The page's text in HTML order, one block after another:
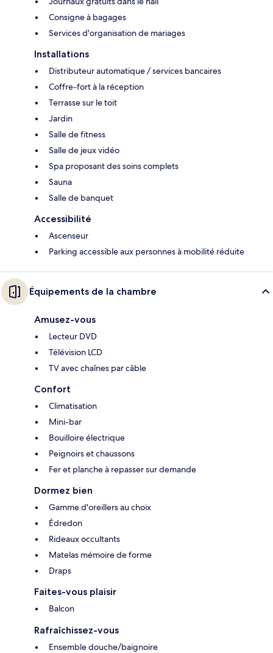
Consigne à bagages
Services d'organisation de mariages
Installations
Distributeur automatique / services bancaires
Coffre-fort à la réception
Terrasse sur le toit
Jardin
Salle de fitness
Salle de jeux vidéo
Spa proposant des soins complets
Sauna
Salle de banquet
Accessibilité
Ascenseur
Parking accessible aux personnes à mobilité réduite
Équipements de la chambre
Amusez-vous
Lecteur DVD
Télévision LCD
TV avec chaînes par câble
Confort
Climatisation
Mini-bar
Bouilloire électrique
Peignoirs et chaussons
Fer et planche à repasser sur demande
Dormez bien
Gamme d'oreillers au choix
Édredon
Rideaux occultants
Matelas mémoire de forme
Draps
Faites-vous plaisir
Balcon
Rafraîchissez-vous
Ensemble douche/baignoire